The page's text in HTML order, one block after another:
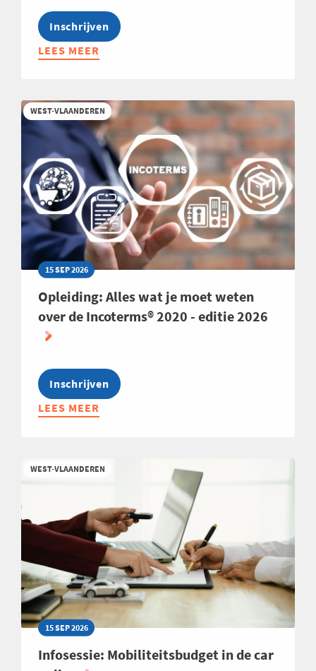
Inschrijven
LEES MEER
ABOUT
HIGHLIGHTS
2027
WEST-VLAANDEREN
15 SEP 2026
Opleiding: Alles wat je moet weten
over de Incoterms® 2020 - editie 2026
Inschrijven
LEES MEER
ABOUT
JE
OVER
INCOTERMS®
2020
-
EDITIE
2026
WEST-VLAANDEREN
15 SEP 2026
Infosessie: Mobiliteitsbudget in de car